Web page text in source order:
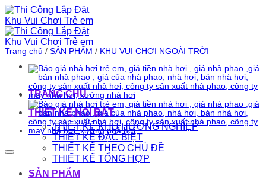
Bỏ
qua
nội
dung
TRANG CHỦ
THIẾT KẾ NỔI BẬT
THIẾT KẾ KHU HƯỚNG NGHIỆP
THIẾT KẾ ĐẶC BIỆT
THIẾT KẾ THEO CHỦ ĐỀ
THIẾT KẾ TỔNG HỢP
SẢN PHẨM
Trang chủ / SẢN PHẨM / KHU VUI CHƠI NGOÀI TRỜI